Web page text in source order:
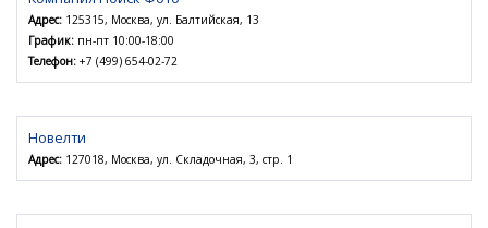
Адрес: 125315, Москва, ул. Балтийская, 13
График: пн-пт 10:00-18:00
Телефон: +7 (499) 654-02-72
Новелти
Адрес: 127018, Москва, ул. Складочная, 3, стр. 1